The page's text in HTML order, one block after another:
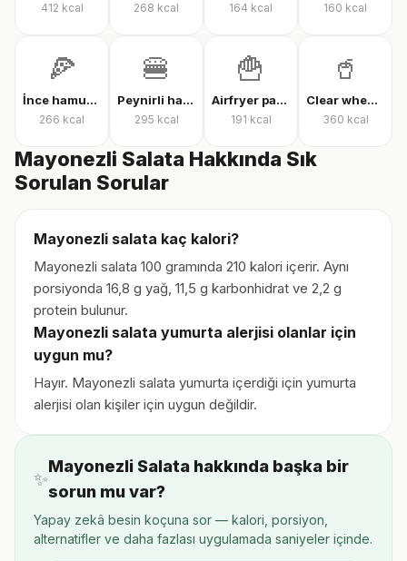
412 kcal 268 kcal 164 kcal 160 kcal
🍕
İnce hamur karışık pizza
266 kcal
🍔
Peynirli hamburger
295 kcal
🍟
Airfryer patates kızartması
191 kcal
🥤
Clear whey protein
360 kcal
Mayonezli Salata Hakkında Sık
Sorulan Sorular
Mayonezli salata kaç kalori?
Mayonezli salata 100 gramında 210 kalori içerir. Aynı
porsiyonda 16,8 g yağ, 11,5 g karbonhidrat ve 2,2 g
protein bulunur.
Mayonezli salata yumurta alerjisi olanlar için
uygun mu?
Hayır. Mayonezli salata yumurta içerdiği için yumurta
alerjisi olan kişiler için uygun değildir.
✨
Mayonezli Salata hakkında başka bir
sorun mu var?
Yapay zekâ besin koçuna sor — kalori, porsiyon,
alternatifler ve daha fazlası uygulamada saniyeler içinde.